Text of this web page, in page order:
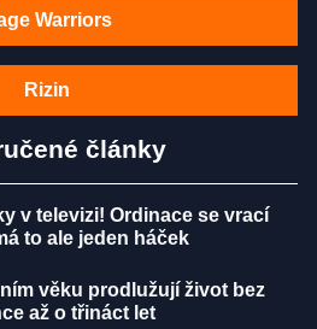
Warriors
Rizin
články
v televizi! Ordinace se vrací
to ale jeden háček
věku prodlužují život bez
až o třináct let